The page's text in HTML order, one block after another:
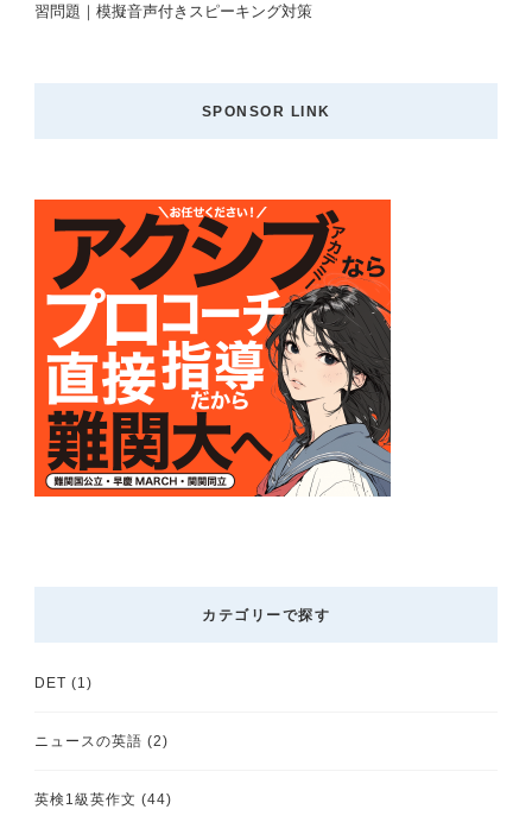
習問題｜模擬音声付きスピーキング対策
SPONSOR LINK
カテゴリーで探す
DET (1)
ニュースの英語 (2)
英検1級英作文 (44)